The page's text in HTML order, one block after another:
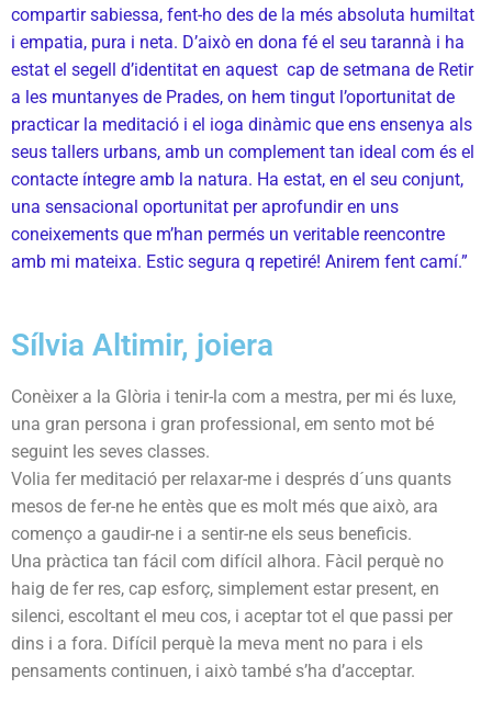
compartir sabiessa, fent-ho des de la més absoluta humiltat
i empatia, pura i neta. D’això en dona fé el seu tarannà i ha
estat el segell d’identitat en aquest cap de setmana de Retir
a les muntanyes de Prades, on hem tingut l’oportunitat de
practicar la meditació i el ioga dinàmic que ens ensenya als
seus tallers urbans, amb un complement tan ideal com és el
contacte íntegre amb la natura. Ha estat, en el seu conjunt,
una sensacional oportunitat per aprofundir en uns
coneixements que m’han permés un veritable reencontre
amb mi mateixa. Estic segura q repetiré! Anirem fent camí.”
Sílvia Altimir, joiera
Conèixer a la Glòria i tenir-la com a mestra, per mi és luxe,
una gran persona i gran professional, em sento mot bé
seguint les seves classes.
Volia fer meditació per relaxar-me i després d´uns quants
mesos de fer-ne he entès que es molt més que això, ara
començo a gaudir-ne i a sentir-ne els seus beneficis.
Una pràctica tan fácil com difícil alhora. Fàcil perquè no
haig de fer res, cap esforç, simplement estar present, en
silenci, escoltant el meu cos, i aceptar tot el que passi per
dins i a fora. Difícil perquè la meva ment no para i els
pensaments continuen, i això també s’ha d’acceptar.